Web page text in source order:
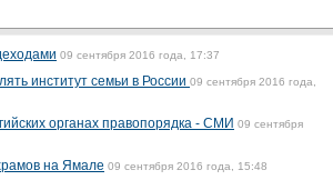
09 сентября 2016 года, 17:37
институт семьи в России 09 сентября 2016 года,
органах правопорядка - СМИ 09 сентября
на Ямале 09 сентября 2016 года, 15:48